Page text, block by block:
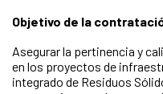
Objetivo de la
Asegurar la pertinencia y
en los proyectos de
integrado de Residuos